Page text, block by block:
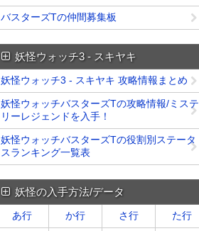
バスターズTの仲間募集板
妖怪ウォッチ3 - スキヤキ
妖怪ウォッチ3 - スキヤキ 攻略情報まとめ
妖怪ウォッチバスターズTの攻略情報/ミステ
リーレジェンドを入手！
妖怪ウォッチバスターズTの役割別ステータ
スランキング一覧表
妖怪の入手方法/データ
あ行 か行 さ行 た行